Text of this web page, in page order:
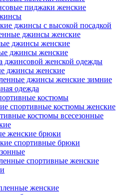
пиджаки женские
джинсы с высокой посадкой
джинсы женские
джинсы женские
джинсы женские
джинсовой женской одежды
джинсы женские
джинсы женские зимние
одежда
костюмы
спортивные костюмы женские
костюмы всесезонные
женские брюки
спортивные брюки
спортивные женские
женские